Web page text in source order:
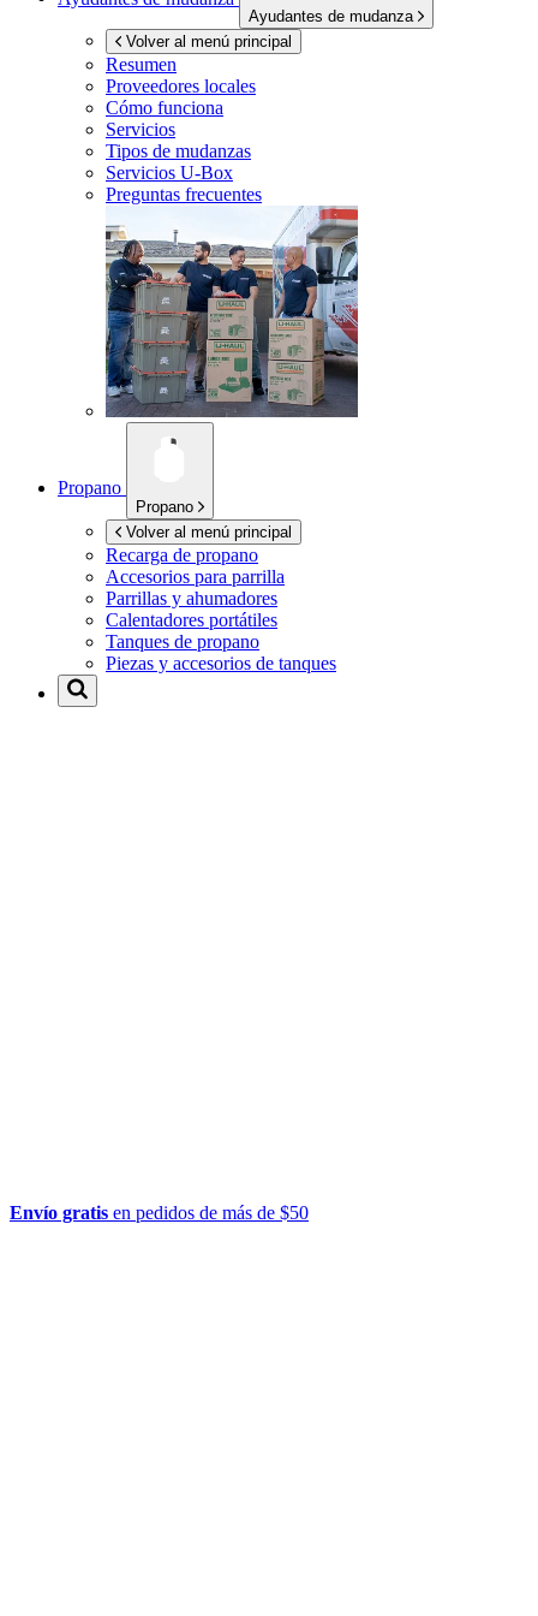
Ayudantes de mudanza
Volver al menú principal
Resumen
Proveedores locales
Cómo funciona
Servicios
Tipos de mudanzas
Servicios U-Box
Preguntas frecuentes
Propano
Propano
Volver al menú principal
Recarga de propano
Accesorios para parrilla
Parrillas y ahumadores
Calentadores portátiles
Tanques de propano
Piezas y accesorios de tanques
Envío gratis en pedidos de más de $50